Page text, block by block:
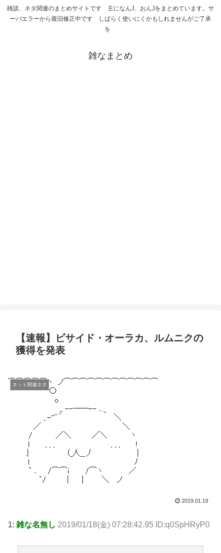
雑談、ネタ関連のまとめサイトです 主になんJ、おんJをまとめています。サ
ーバエラーから復旧修正中です しばらく使いにくかもしれませんがご了承
を
雑なまとめ
【速報】ビサイド・オーラカ、ルムニクの
獲得を発表
ネット関連ネタ
2019.01.19
1: 雑な名無し 2019/01/18(金) 07:28:42.95 ID:q0SpHRyP0